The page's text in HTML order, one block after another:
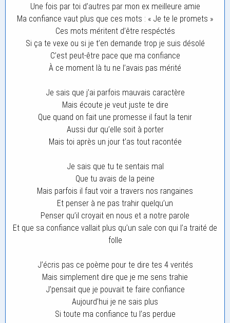
Une fois par toi d’autres par mon ex meilleure amie
Ma confiance vaut plus que ces mots : « Je te le promets »
Ces mots méritent d’être respéctés
Si ça te vexe ou si je t’en demande trop je suis désolé
C’est peut-être pace que ma confiance
À ce moment là tu ne l’avais pas mérité
Je sais que j’ai parfois mauvais caractère
Mais écoute je veut juste te dire
Que quand on fait une promesse il faut la tenir
Aussi dur qu’elle soit à porter
Mais toi après un jour t’as tout racontée
Je sais que tu te sentais mal
Que tu avais de la peine
Mais parfois il faut voir a travers nos rangaines
Et penser à ne pas trahir quelqu’un
Penser qu’il croyait en nous et a notre parole
Et que sa confiance vallait plus qu’un sale con qui l’a traité de
folle
J’écris pas ce poème pour te dire tes 4 verités
Mais simplement dire que je me sens trahie
J’pensait que je pouvait te faire confiance
Aujourd’hui je ne sais plus
Si toute ma confiance tu l’as perdue